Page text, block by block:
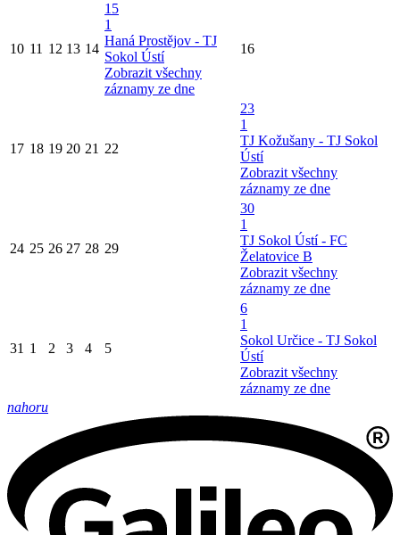
10 11 12 13 14
15
1
Haná Prostějov - TJ
Sokol Ústí
Zobrazit všechny
záznamy ze dne
16
17 18 19 20 21 22
23
1
TJ Kožušany - TJ Sokol
Ústí
Zobrazit všechny
záznamy ze dne
24 25 26 27 28 29
30
1
TJ Sokol Ústí - FC
Želatovice B
Zobrazit všechny
záznamy ze dne
31 1 2 3 4 5
6
1
Sokol Určice - TJ Sokol
Ústí
Zobrazit všechny
záznamy ze dne
nahoru